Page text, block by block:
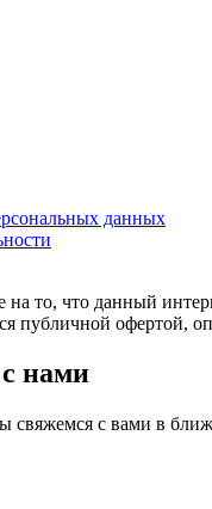
данных
то, что данный
публичной офертой,
нами
свяжемся с вами в